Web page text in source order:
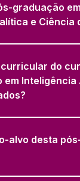
graduação em
e Ciência
do
em Inteligência
alvo desta